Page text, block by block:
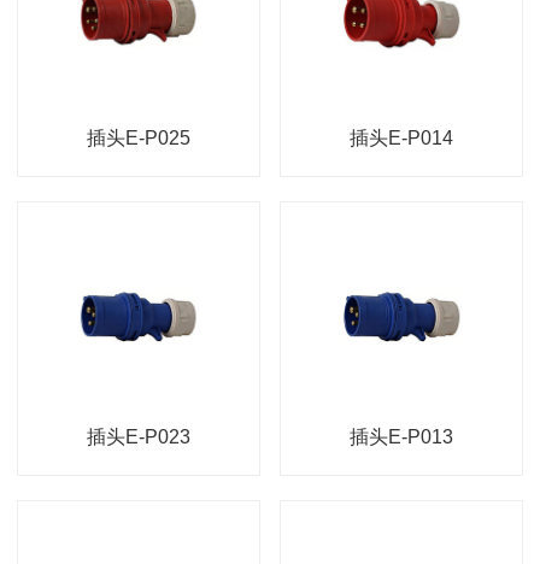
插头E-P025 插头E-P014
插头E-P023 插头E-P013